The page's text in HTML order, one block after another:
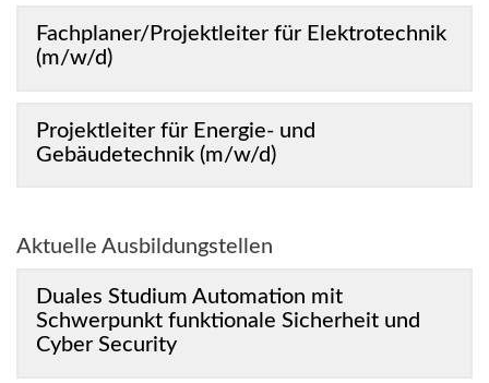
Fachplaner/Projektleiter für Elektrotechnik
(m/w/d)
Projektleiter für Energie- und
Gebäudetechnik (m/w/d)
Aktuelle Ausbildungstellen
Duales Studium Automation mit
Schwerpunkt funktionale Sicherheit und
Cyber Security